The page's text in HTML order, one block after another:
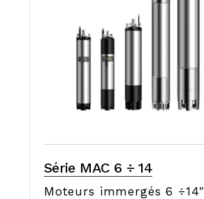
Série MAC 6 ÷ 14
Moteurs immergés 6 ÷14"